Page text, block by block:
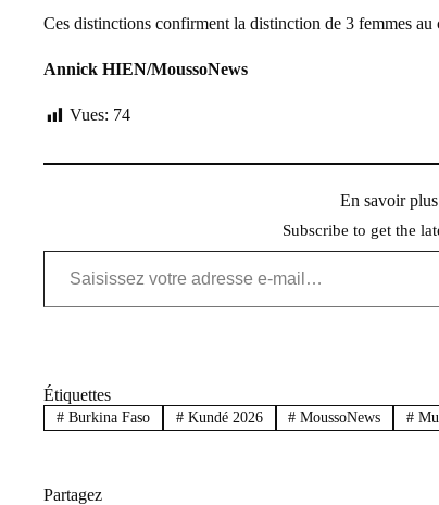
Ces distinctions confirment la distinction de 3 femmes
Annick HIEN/MoussoNews
Vues: 74
En savoir
Subscribe to get the
Saisissez votre adresse e-mail…
Étiquettes
#Burkina Faso #Kundé 2026 # MoussoNews #
Partagez